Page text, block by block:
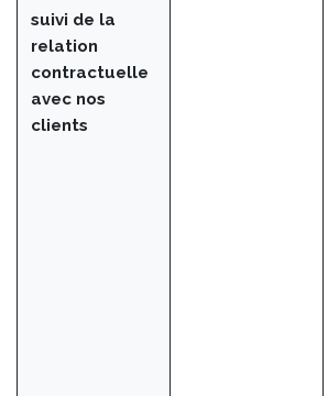
suivi de la
relation
contractuelle
avec nos
clients